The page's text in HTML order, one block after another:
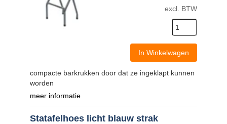
excl. BTW
In Winkelwagen
compacte barkrukken door dat ze ingeklapt kunnen
worden
meer informatie
Statafelhoes licht blauw strak